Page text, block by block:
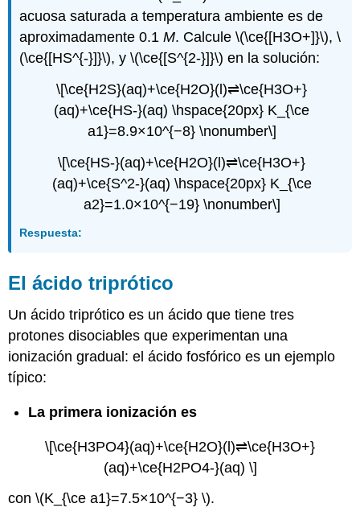
acuosa saturada a temperatura ambiente es de
aproximadamente 0.1M. Calcule \(\ce{[H3O+]}\), \
(\ce{[HS^{-}]}\), y \(\ce{[S^{2-}]}\) en la solución:
\[\ce{H2S}(aq)+\ce{H2O}(l)⇌\ce{H3O+}
(aq)+\ce{HS-}(aq) \hspace{20px} K_{\ce
a1}=8.9×10^{−8} \nonumber\]
\[\ce{HS-}(aq)+\ce{H2O}(l)⇌\ce{H3O+}
(aq)+\ce{S^2-}(aq) \hspace{20px} K_{\ce
a2}=1.0×10^{−19} \nonumber\]
Respuesta:
Elácido triprótico
Un ácido triprótico es un ácido que tiene tres
protones disociables que experimentan una
ionización gradual: el ácido fosfórico es un ejemplo
típico:
La primera ionización es
\[\ce{H3PO4}(aq)+\ce{H2O}(l)⇌\ce{H3O+}
(aq)+\ce{H2PO4-}(aq) \]
con \(K_{\ce a1}=7.5×10^{−3} \).